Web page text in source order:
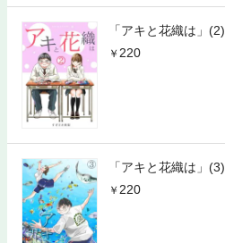
「アキと花織は」(2)
220
「アキと花織は」(3)
220